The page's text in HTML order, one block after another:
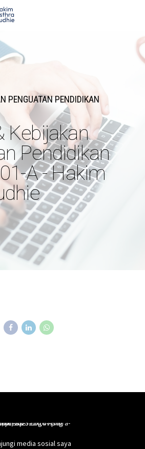
PENGUATAN PENDIDIKAN
Kebijakan
Pendidikan
A - Hakim
media sosial saya